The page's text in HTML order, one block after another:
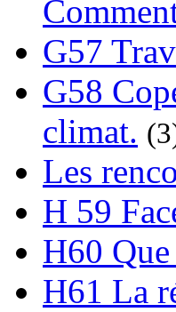
G57
G58
climat.
Les
H 59
H60
H61 La